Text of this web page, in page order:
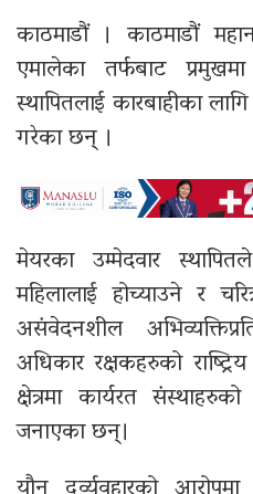
काठमाडौं । काठमाडौं
एमालेका तर्फबाट
स्थापितलाई कारबाहीका
गरेका छन् ।
मेयरका उम्मेदवार
महिलालाई होच्याउने र
असंवेदनशील
अधिकार रक्षकहरुको
क्षेत्रमा कार्यरत
जनाएका छन्।